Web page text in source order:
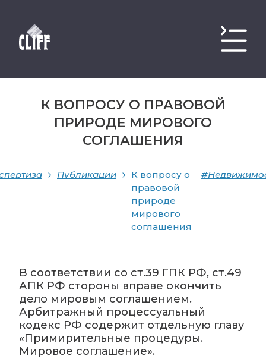
К ВОПРОСУ О ПРАВОВОЙ
ПРИРОДЕ МИРОВОГО
СОГЛАШЕНИЯ
Публикации
К вопросу о
правовой
природе
мирового
соглашения
В соответствии со ст.39 ГПК РФ, ст.49
АПК РФ стороны вправе окончить
дело мировым соглашением.
Арбитражный процессуальный
кодекс РФ содержит отдельную главу
«Примирительные процедуры.
Мировое соглашение».